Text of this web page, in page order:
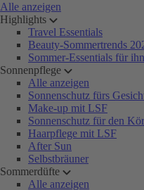
Alle anzeigen
Highlights
Travel Essentials
Beauty-Sommertrends
Sommer-Essentials für ihn
Sonnenpflege
Alle anzeigen
Sonnenschutz fürs
Make-up mit LSF
Sonnenschutz für den
Haarpflege mit LSF
After Sun
Selbstbräuner
Sommerdüfte
Alle anzeigen